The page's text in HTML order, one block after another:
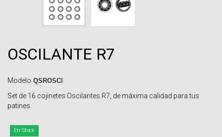
OSCILANTE R7
Modelo QSROSCI
Set de 16 cojinetes Oscilantes R7, de máxima calidad para tus
patines.
En Stock